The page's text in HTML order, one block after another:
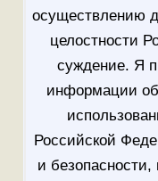
осуществлению
целостности
суждение. Я
информации
Российской
и безопасности,